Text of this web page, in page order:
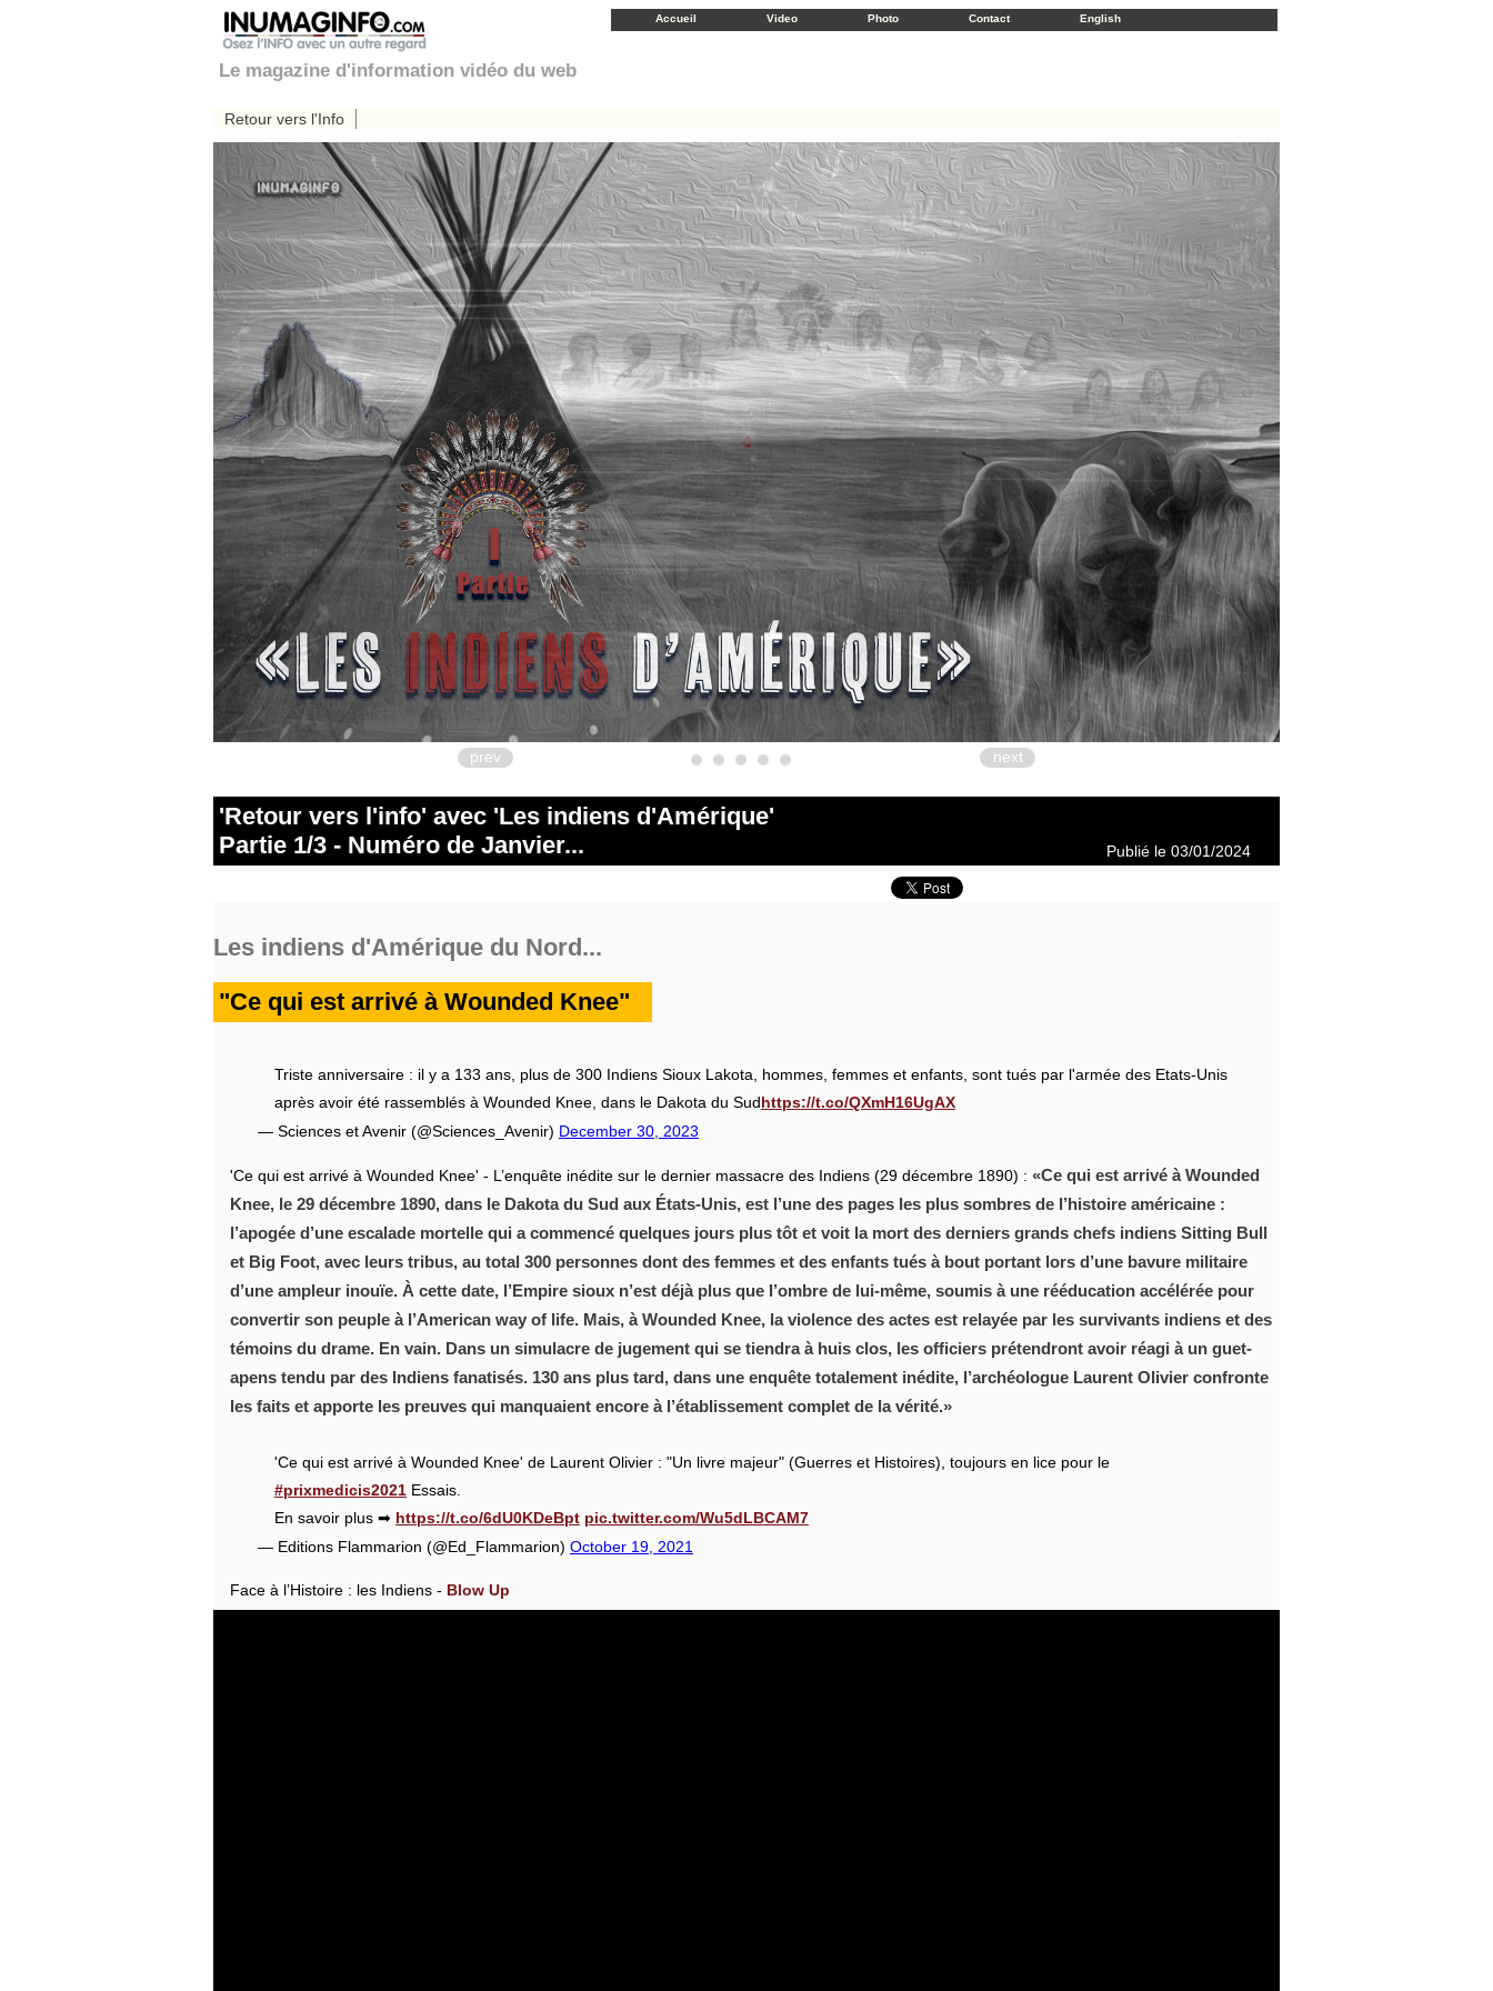
Accueil Video Photo Contact English
Le magazine d'information vidéo du web
Retour vers l'Info
prev next
'Retour vers l'info' avec 'Les indiens d'Amérique'
Partie 1/3 - Numéro de Janvier...
Publié le 03/01/2024
Les indiens d'Amérique du Nord...
"Ce qui est arrivé à Wounded Knee"
Triste anniversaire : il y a 133 ans, plus de 300 Indiens Sioux Lakota, hommes, femmes et enfants, sont tués par l'armée des Etats-Unis
après avoir été rassemblés à Wounded Knee, dans le Dakota du Sudhttps://t.co/QXmH16UgAX
— Sciences et Avenir (@Sciences_Avenir) December 30, 2023
'Ce qui est arrivé à Wounded Knee' - L’enquête inédite sur le dernier massacre des Indiens (29 décembre 1890) :
Ce qui est arrivé à Wounded
Knee, le 29 décembre 1890, dans le Dakota du Sud aux États-Unis, est l’une des pages les plus sombres de l’histoire américaine :
l’apogée d’une escalade mortelle qui a commencé quelques jours plus tôt et voit la mort des derniers grands chefs indiens Sitting Bull
et Big Foot, avec leurs tribus, au total 300 personnes dont des femmes et des enfants tués à bout portant lors d’une bavure militaire
d’une ampleur inouïe. À cette date, l’Empire sioux n’est déjà plus que l’ombre de lui-même, soumis à une rééducation accélérée pour
convertir son peuple à l’American way of life. Mais, à Wounded Knee, la violence des actes est relayée par les survivants indiens et des
témoins du drame. En vain. Dans un simulacre de jugement qui se tiendra à huis clos, les officiers prétendront avoir réagi à un guet-
apens tendu par des Indiens fanatisés. 130 ans plus tard, dans une enquête totalement inédite, l’archéologue Laurent Olivier confronte
les faits et apporte les preuves qui manquaient encore à l’établissement complet de la vérité.
'Ce qui est arrivé à Wounded Knee' de Laurent Olivier : "Un livre majeur" (Guerres et Histoires), toujours en lice pour le
#prixmedicis2021 Essais.
En savoir plus ➡ https://t.co/6dU0KDeBpt pic.twitter.com/Wu5dLBCAM7
— Editions Flammarion (@Ed_Flammarion) October 19, 2021
Face à l’Histoire : les Indiens - Blow Up